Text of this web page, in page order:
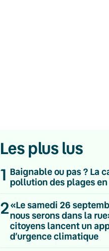
Les plus lus
1 Baignable ou pas ? La
pollution des plages
2«Le samedi 26
nous serons dans la
citoyens lancent un
d’urgence climatique